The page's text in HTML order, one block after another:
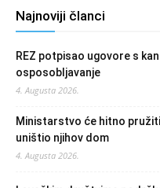
Najnoviji članci
REZ potpisao ugovore s
osposobljavanje
4. Augusta 2026.
Ministarstvo će hitno
uništio njihov dom
4. Augusta 2026.